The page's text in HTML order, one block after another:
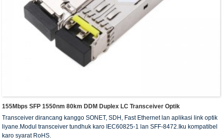
155Mbps SFP 1550nm 80km DDM Duplex LC Transceiver Optik
Transceiver dirancang kanggo SONET, SDH, Fast Ethernet lan aplikasi link optik
liyane.Modul transceiver tundhuk karo IEC60825-1 lan SFF-8472.Iku kompatibel
karo syarat RoHS.